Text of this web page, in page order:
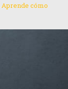
Aprende cómo